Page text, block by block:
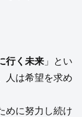
行く未来 」とい
人は希望を求め
めに努力し続け